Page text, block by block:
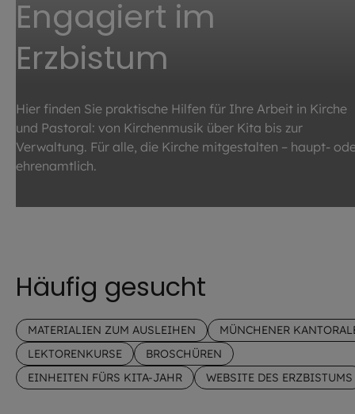
Engagiert im
Erzbistum
Hier finden Sie praktische Hilfen für Ihre Arbeit in Kirche
und Pastoral: von Kirchenmusik über Kita bis zur
Verwaltung. Für alle, die Kirche mitgestalten – haupt-
ehrenamtlich.
Häufig gesucht
MATERIALIEN ZUM AUSLEIHEN
MÜNCHENER
LEKTORENKURSE
BROSCHÜREN
EINHEITEN FÜRS KITA-JAHR
WEBSITE DES ERZBISTUMS